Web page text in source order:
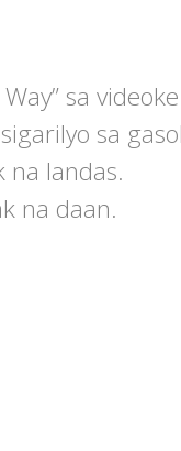
sa
sa
na landas.
na daan.